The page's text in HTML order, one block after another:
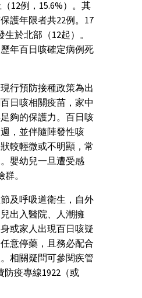
12例，15.6%）。其
護年限者共22例。17
於北部（12起）。
年百日咳確定病例死
行預防接種政策為出
日咳相關疫苗，家中
夠的保護力。百日咳
，並伴隨陣發性咳
較輕微或不明顯，常
嬰幼兒一旦遭受感
。
及呼吸道衛生，自外
出入醫院、人潮擁
或家人出現百日咳疑
意停藥，且務必配合
相關疑問可參閱疾管
疫專線1922（或